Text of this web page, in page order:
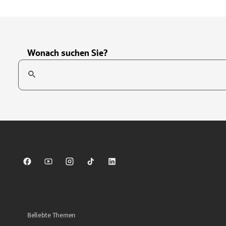
Wonach suchen Sie?
Suchfeld
Sparkasse auf Facebook
Sparkasse auf Youtube
Sparkasse auf Instagram
Sparkasse auf TikTok
Sparkasse auf LinkedIn
Beliebte Themen